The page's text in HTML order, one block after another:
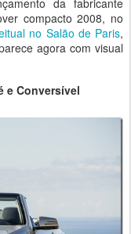
compacto 2008, no
no Salão de Paris,
agora com visual
e Conversível